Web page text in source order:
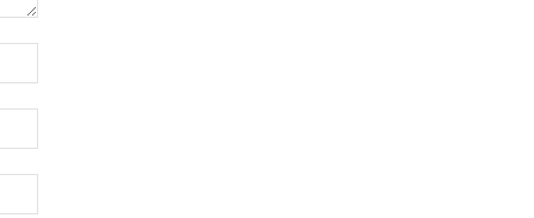
почта:*
Сайт: